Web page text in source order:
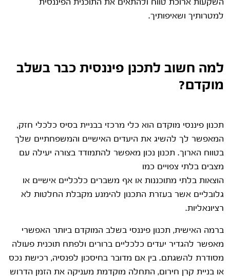
השקעות ארוכת טווח ולהתאים את התוכנית הפיננסית
למטרותיך ושאיפותיך.
למה חשוב לתכנן פיננסית כבר בשלב
מוקדם?
תכנון פיננסי מוקדם הוא כלי מרכזי בבניית בסיס כלכלי חזק,
המאפשר לך להשיג את היעדים האישיים והמשפחתיים שלך
בטווח הארוך. תכנון נכון מאפשר להתמודד בצורה יעילה עם
מצבים בלתי צפויים כמו
הוצאות בלתי מתוכננות או אף משברים כלכליים אישיים או
גלובליים אשר בעזרת התכנון להימנע מקבלת החלטות לא
רציונאליות.
ברמה האישית, תכנון פיננסי בשלב המוקדם ביותר האפשרי
מאפשר להגדיר יעדים כלכליים ברורים ולפתח תוכנית פעולה
מסודרת להשגתם. בין אם מדובר בחיסכון לפנסיה, רכישת נכס
או בניית קרן חירום, התחלה מוקדמת מעניקה את הזמן הדרוש